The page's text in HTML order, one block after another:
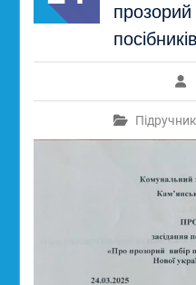
прозорий